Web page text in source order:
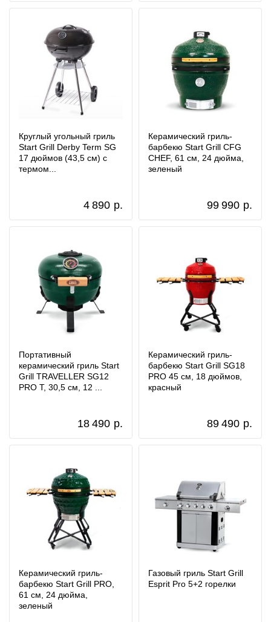
Круглый угольный гриль
Start Grill Derby Term SG
17 дюймов (43,5 см) с
термом...
4 890 р.
Керамический гриль-
барбекю Start Grill CFG
CHEF, 61 см, 24 дюйма,
зеленый
99 990 р.
Портативный
керамический гриль Start
Grill TRAVELLER SG12
PRO T, 30,5 см, 12 ...
18 490 р.
Керамический гриль-
барбекю Start Grill SG18
PRO 45 см, 18 дюймов,
красный
89 490 р.
Керамический гриль-
барбекю Start Grill PRO,
61 см, 24 дюйма,
зеленый
Газовый гриль Start Grill
Esprit Pro 5+2 горелки